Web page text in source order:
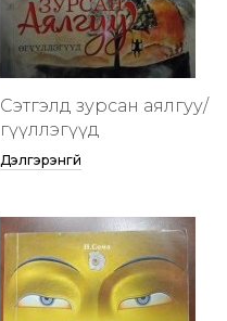
Сэтгэлд зурсан аялгуу/
өгүүллэгүүд
Дэлгэрэнгүй